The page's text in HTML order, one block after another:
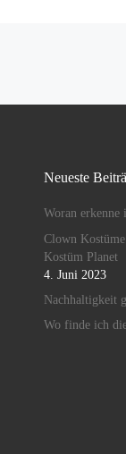
Neueste
Woran erkenne
Clown
Kostüm Planet
4. Juni 2023
Nachhaltigkeit
Wo finde ich